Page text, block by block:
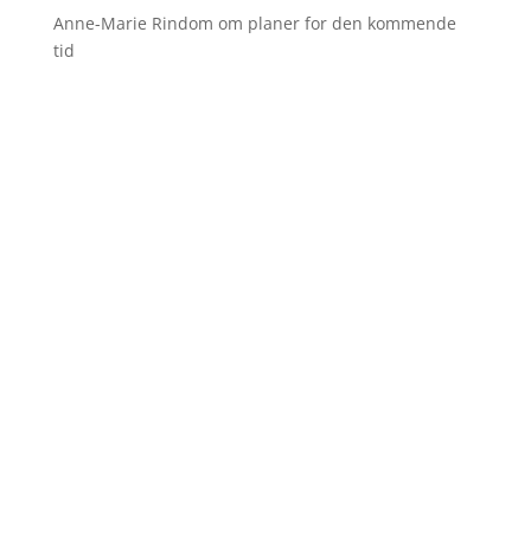
Anne-Marie Rindom om planer for den kommende
tid